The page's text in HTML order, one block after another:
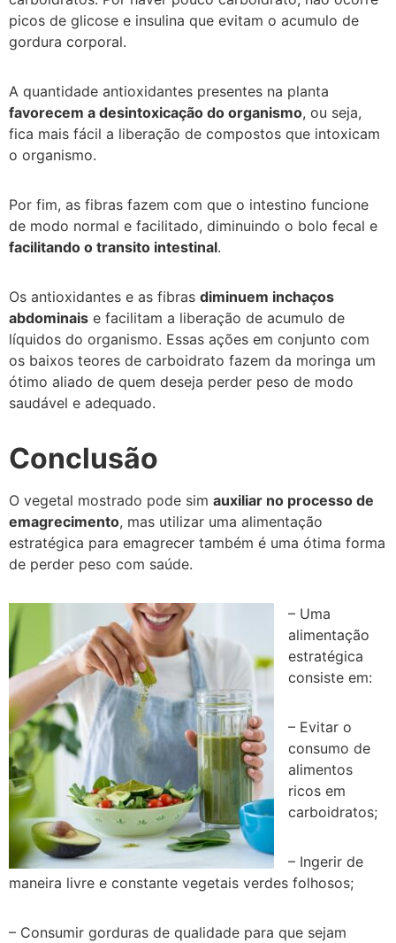
picos de glicose e insulina que evitam o acumulo de
gordura corporal.
A quantidade antioxidantes presentes na planta
favorecem a desintoxicação do organismo, ou seja,
fica mais fácil a liberação de compostos que intoxicam
o organismo.
Por fim, as fibras fazem com que o intestino funcione
de modo normal e facilitado, diminuindo o bolo fecal e
facilitando o transito intestinal.
Os antioxidantes e as fibras diminuem inchaços
abdominais e facilitam a liberação de acumulo de
líquidos do organismo. Essas ações em conjunto com
os baixos teores de carboidrato fazem da moringa um
ótimo aliado de quem deseja perder peso de modo
saudável e adequado.
Conclusão
O vegetal mostrado pode sim auxiliar no processo de
emagrecimento, mas utilizar uma alimentação
estratégica para emagrecer também é uma ótima forma
de perder peso com saúde.
– Uma
alimentação
estratégica
consiste em:
– Evitar o
consumo de
alimentos
ricos em
carboidratos;
– Ingerir de
maneira livre e constante vegetais verdes folhosos;
– Consumir gorduras de qualidade para que sejam